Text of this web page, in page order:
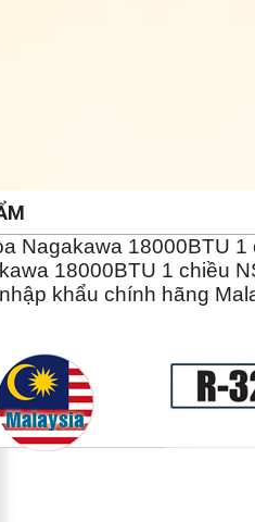
Nagakawa 18000BTU 1
18000BTU 1 chiều
khẩu chính hãng